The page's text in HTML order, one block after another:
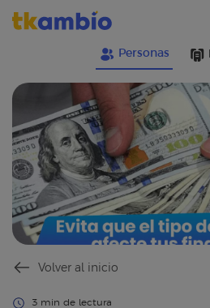
Personas
Volver al inicio
3 min de lectura